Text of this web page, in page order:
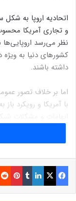
اتحادیه اروپا به
و تجاری آمریکا
نظر می‌رسد اروپایی‌ها
کشورهای دنیا به
داشته باشند.
اما بر خلاف تصور
با آمریکا و رویکرد
لذا اغراق نیست اگر
اینستاگرام و
است که حتی تهدید
کشیده است.
فیسبوک ایکس لینکداین تامبلر پینتریست